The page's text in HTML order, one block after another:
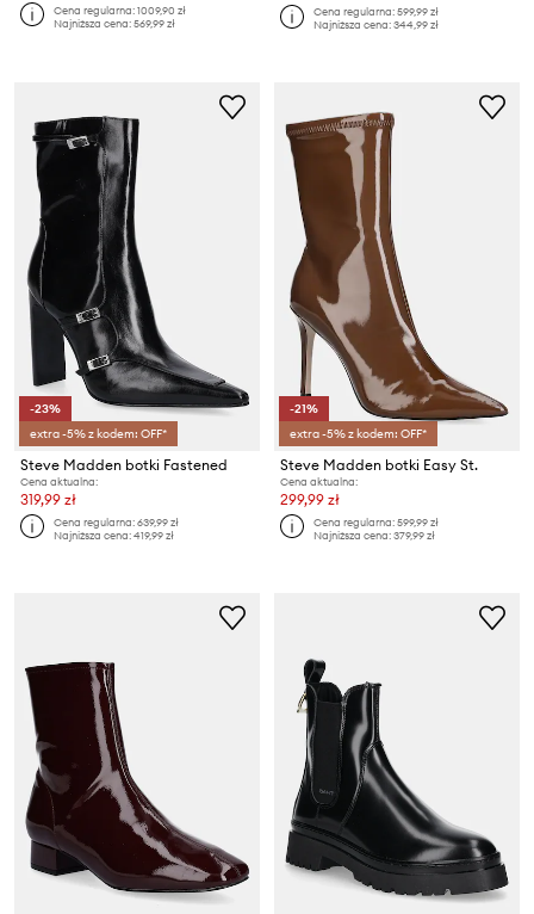
Cena regularna:1009,90 zł
Najniższa cena:569,99 zł
Cena regularna:599,99 zł
Najniższa cena:344,99 zł
-23%
extra -5% z kodem: OFF*
Steve Madden botki Fastened
Cena aktualna:
319,99 zł
Cena regularna:639,99 zł
Najniższa cena:419,99 zł
-21%
extra -5% z kodem: OFF*
Steve Madden botki Easy St.
Cena aktualna:
299,99 zł
Cena regularna:599,99 zł
Najniższa cena:379,99 zł